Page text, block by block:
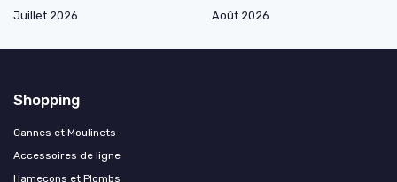
Juillet 2026
Août 2026
Shopping
Cannes et Moulinets
Accessoires de ligne
Hameçons et Plombs